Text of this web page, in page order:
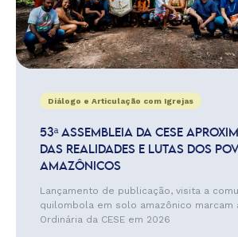
Diálogo e Articulação com Igrejas
53ª ASSEMBLEIA DA CESE
DAS REALIDADES E LUTAS DOS
AMAZÔNICOS
Lançamento de publicação, visita a
quilombola em solo amazônico marcam
Ordinária da CESE em 2026